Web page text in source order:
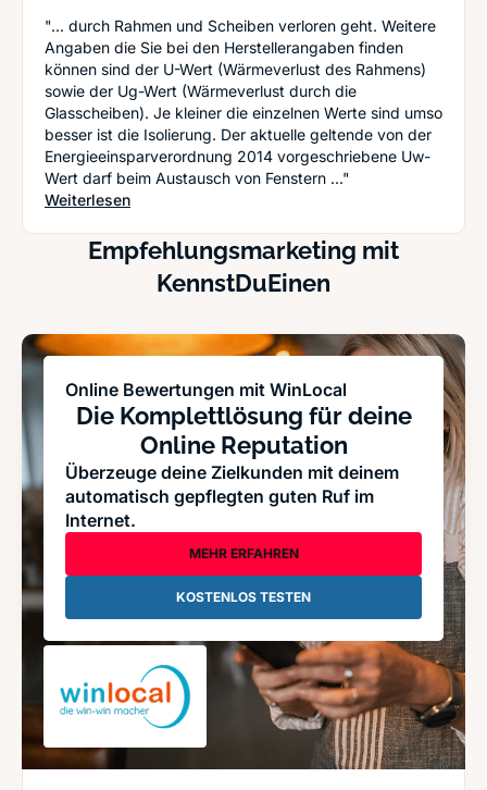
"... durch Rahmen und Scheiben verloren geht. Weitere
Angaben die Sie bei den Herstellerangaben finden
können sind der U-Wert (Wärmeverlust des Rahmens)
sowie der Ug-Wert (Wärmeverlust durch die
Glasscheiben). Je kleiner die einzelnen Werte sind umso
besser ist die Isolierung. Der aktuelle geltende von der
Energieeinsparverordnung 2014 vorgeschriebene Uw-
Wert darf beim Austausch von Fenstern ..."
Weiterlesen: Energiesparfenster - Alles was man wissen
Empfehlungsmarketing mit
KennstDuEinen
Online Bewertungen mit WinLocal
Die Komplettlösung für deine
Online Reputation
Überzeuge deine Zielkunden mit deinem
automatisch gepflegten guten Ruf im
Internet.
MEHR ERFAHREN
KOSTENLOS TESTEN